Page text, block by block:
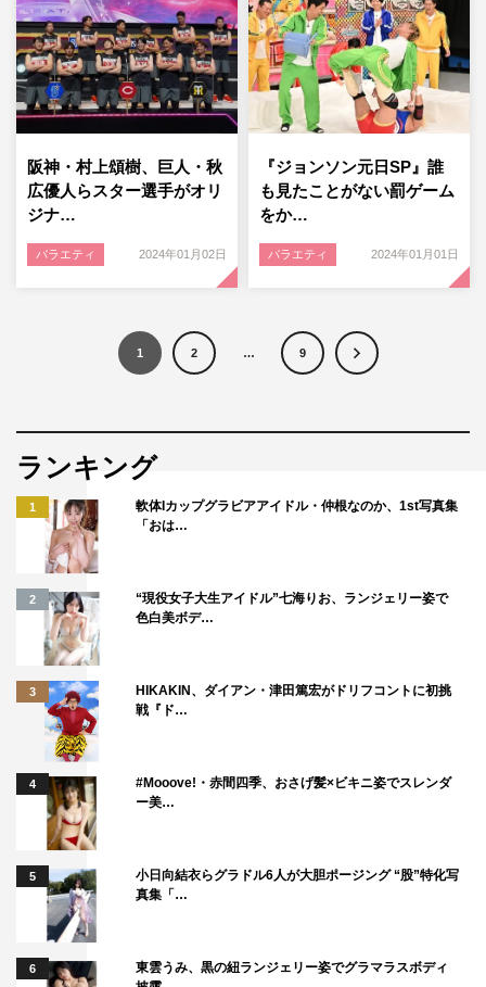
阪神・村上頌樹、巨人・秋
広優人らスター選手がオリ
ジナ…
バラエティ 2024年01月02日
『ジョンソン元日SP』誰
も見たことがない罰ゲーム
をか…
バラエティ 2024年01月01日
1 2 … 9
ランキング
1
軟体Iカップグラビアアイドル・仲根なのか、1st写真集
「おは…
2
“現役女子大生アイドル”七海りお、ランジェリー姿で
色白美ボデ…
3
HIKAKIN、ダイアン・津田篤宏がドリフコントに初挑
戦『ド…
4
#Mooove!・赤間四季、おさげ髪×ビキニ姿でスレンダ
ー美…
5
小日向結衣らグラドル6人が大胆ポージング “股”特化写
真集「…
6
東雲うみ、黒の紐ランジェリー姿でグラマラスボディ